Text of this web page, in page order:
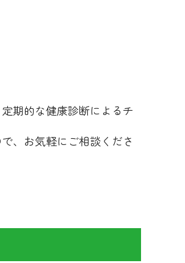
期的な健康診断によるチ
、お気軽にご相談くださ